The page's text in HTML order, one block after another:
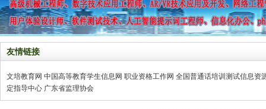
友情链接
文培教育网 中国高等教育学生信息网 职业资格工作网 全国普通话培训测试信息资
定指导中心 广东省监理协会